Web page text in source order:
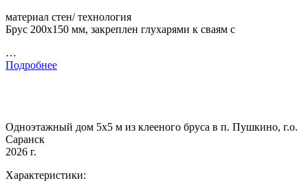
материал стен/ технология
Брус 200х150 мм, закреплен глухарями к сваям с
…
Подробнее
Одноэтажный дом 5х5 м из клееного бруса в п. Пушкино, г.о.
Саранск
2026 г.
Характеристики: